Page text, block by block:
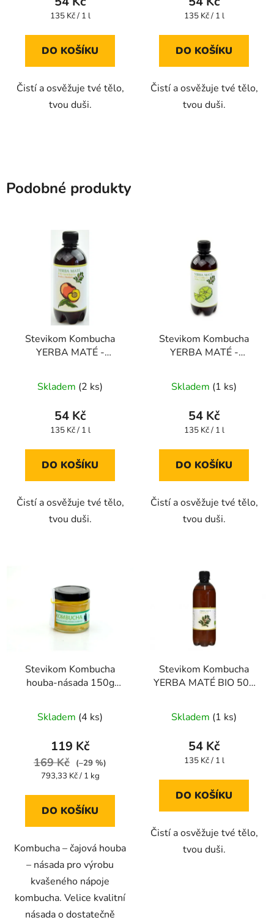
Měrná
135 Kč / 1 l
DO KOŠÍKU
Čistí a osvěžuje tvé tělo,
tvou duši.
Měrná
135 Kč / 1 l
DO KOŠÍKU
Čistí a osvěžuje tvé tělo,
tvou duši.
Podobné produkty
Stevikom Kombucha
YERBA MATÉ -
Skladem (2 ks)
54 Kč
Měrná
135 Kč / 1 l
DO KOŠÍKU
Čistí a osvěžuje tvé tělo,
tvou duši.
Stevikom Kombucha
YERBA MATÉ -
Skladem (1 ks)
54 Kč
Měrná
135 Kč / 1 l
DO KOŠÍKU
Čistí a osvěžuje tvé tělo,
tvou duši.
Stevikom Kombucha
houba-násada 150g
Stevikom 150 g
hodnocení
produktu
4,4
5
Skladem (4 ks)
119 Kč
169 Kč
(–29 %)
Měrná
793,33 Kč / 1 kg
DO KOŠÍKU
Kombucha – čajová houba
– násada pro výrobu
kvašeného nápoje
kombucha. Velice kvalitní
násada o dostatečně
Stevikom Kombucha
YERBA MATÉ BIO 500
Skladem (1 ks)
54 Kč
Měrná
135 Kč / 1 l
DO KOŠÍKU
Čistí a osvěžuje tvé tělo,
tvou duši.